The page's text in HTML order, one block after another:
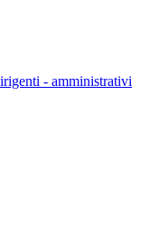
- amministrativi